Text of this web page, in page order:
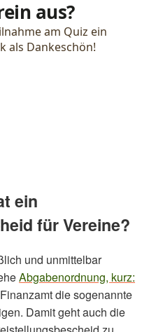
ein
für Vereine?
und unmittelbar
Abgabenordnung, kurz:
die sogenannte
Damit geht auch die